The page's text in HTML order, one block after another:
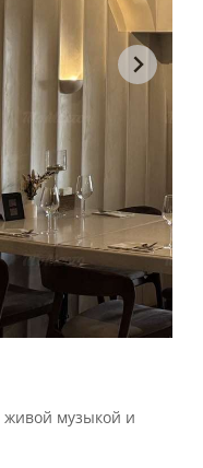
музыкой и